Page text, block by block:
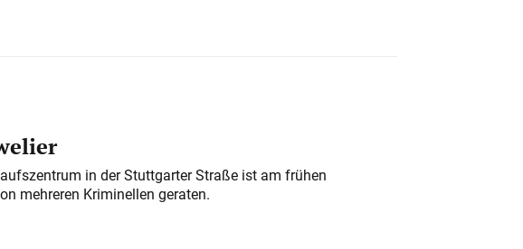
in der Stuttgarter Straße ist am frühen
mehreren Kriminellen geraten.